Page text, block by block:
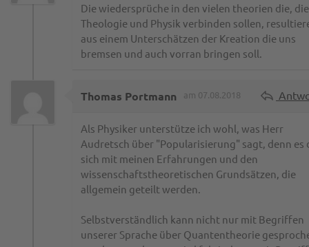
Die wiedersprüche in den vielen theorien die, die
Theologie und Physik verbinden sollen,
aus einem Unterschätzen der Kreation die uns
bremsen und auch vorran bringen soll.
Thomas Portmann am 07.08.2018
Als Physiker unterstütze ich wohl, was Herr
Audretsch über "Popularisierung" sagt, denn es
sich mit meinen Erfahrungen und den
wissenschaftstheoretischen Grundsätzen, die
allgemein geteilt werden.
Selbstverständlich kann nicht nur mit Begriffen
unserer Sprache über Quantentheorie